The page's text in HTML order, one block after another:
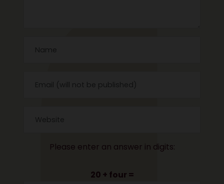
Please enter an answer in digits:
20 + four =